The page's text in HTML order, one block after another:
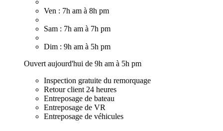
Ven : 7h am à 8h pm
Sam : 7h am à 7h pm
Dim : 9h am à 5h pm
Ouvert aujourd'hui de 9h am à 5h pm
Inspection gratuite du remorquage
Retour client 24 heures
Entreposage de bateau
Entreposage de VR
Entreposage de véhicules